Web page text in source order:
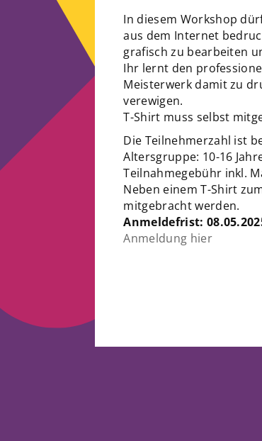
In diesem Workshop
aus dem Internet
grafisch zu bearbeiten
Ihr lernt den
Meisterwerk damit zu
verewigen.
T-Shirt muss selbst
Die Teilnehmerzahl ist
Altersgruppe: 10-16
Teilnahmegebühr inkl.
Neben einem T-Shirt
mitgebracht werden.
Anmeldefrist:
Anmeldung hier